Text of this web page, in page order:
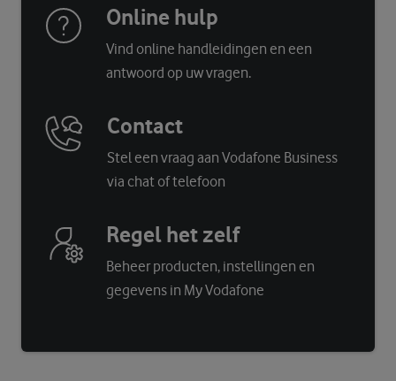
Online hulp
Vind online handleidingen en een
antwoord op uw vragen.
Contact
Stel een vraag aan Vodafone Business
via chat of telefoon
Regel het zelf
Beheer producten, instellingen en
gegevens in My Vodafone